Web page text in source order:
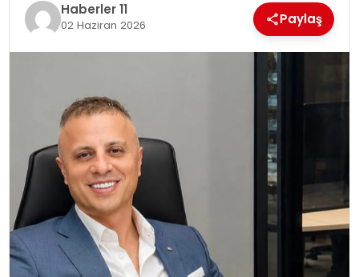
Haberler 11
02 Haziran 2026 Paylaş